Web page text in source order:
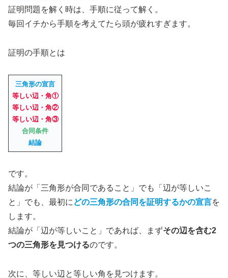
証明問題を解く時は、手順に従って解く。
毎回イチから手順を考えてたら頭が疲れすぎます。
証明の手順とは
三角形の宣言
等しい辺・角①
等しい辺・角②
等しい辺・角③
合同条件
結論
です。
結論が「三角形が合同であること」でも「辺が等しいこ
と」でも、最初に どの三角形の合同を証明するかの宣言を
します。
結論が「辺が等しいこと」であれば、まずその辺を含む2
つの三角形を見つけるのです。
次に、等しい辺と等しい角を見つけます。